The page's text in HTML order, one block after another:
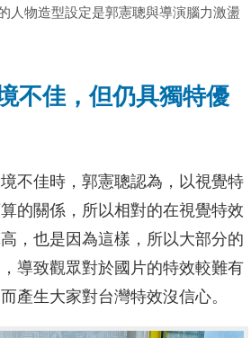
人物造型設定是郭憲聰與導演腦力激盪
不佳，但仍具獨特優
不佳時，郭憲聰認為，以視覺特
的關係，所以相對的在視覺特效
，也是因為這樣，所以大部分的
導致觀眾對於國片的特效較難有
產生大家對台灣特效沒信心。